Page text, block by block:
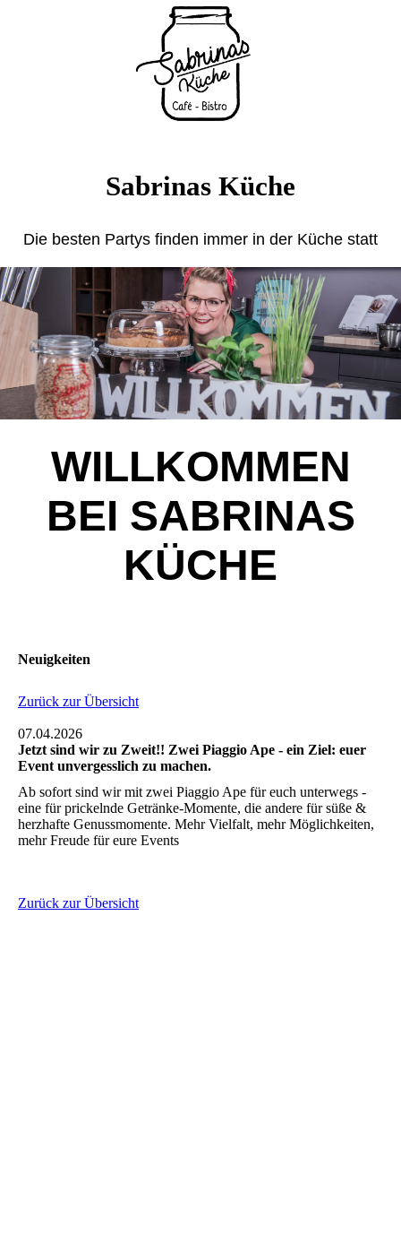
Sabrinas Küche
Die besten Partys finden immer in der Küche statt
WILLKOMMEN
BEI SABRINAS
KÜCHE
Neuigkeiten
Zurück zur Übersicht
07.04.2026
Jetzt sind wir zu Zweit!! Zwei Piaggio Ape - ein Ziel: euer
Event unvergesslich zu machen.
Ab sofort sind wir mit zwei Piaggio Ape für euch unterwegs -
eine für prickelnde Getränke-Momente, die andere für süße &
herzhafte Genussmomente. Mehr Vielfalt, mehr Möglichkeiten,
mehr Freude für eure Events
Zurück zur Übersicht